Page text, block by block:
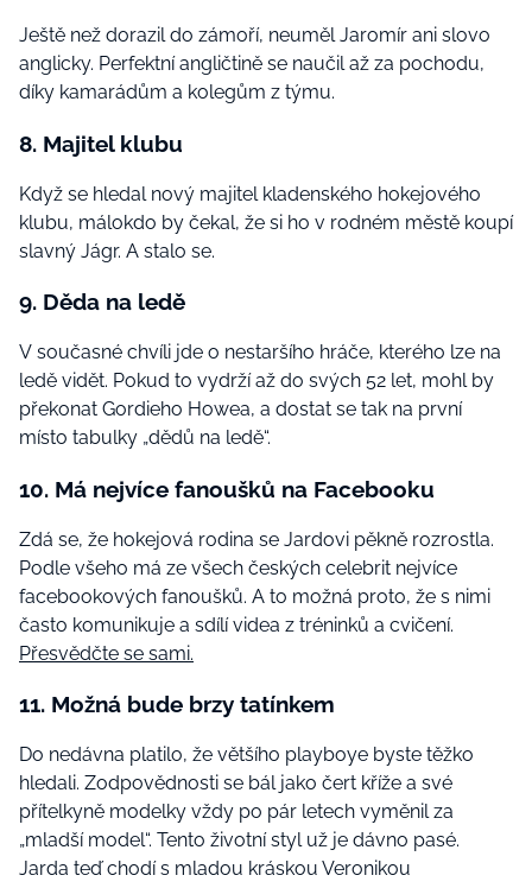
Ještě než dorazil do zámoří, neuměl Jaromír ani slovo
anglicky. Perfektní angličtině se naučil až za pochodu,
díky kamarádům a kolegům z týmu.
8. Majitel klubu
Když se hledal nový majitel kladenského hokejového
klubu, málokdo by čekal, že si ho v rodném městě koupí
slavný Jágr. A stalo se.
9. Děda na ledě
V současné chvíli jde o nestaršího hráče, kterého lze na
ledě vidět. Pokud to vydrží až do svých 52 let, mohl by
překonat Gordieho Howea, a dostat se tak na první
místo tabulky „dědů na ledě“.
10. Má nejvíce fanoušků na Facebooku
Zdá se, že hokejová rodina se Jardovi pěkně rozrostla.
Podle všeho má ze všech českých celebrit nejvíce
facebookových fanoušků. A to možná proto, že s nimi
často komunikuje a sdílí videa z tréninků a cvičení.
Přesvědčte se sami.
11. Možná bude brzy tatínkem
Do nedávna platilo, že většího playboye byste těžko
hledali. Zodpovědnosti se bál jako čert kříže a své
přítelkyně modelky vždy po pár letech vyměnil za
„mladší model“. Tento životní styl už je dávno pasé.
Jarda teď chodí s mladou kráskou Veronikou